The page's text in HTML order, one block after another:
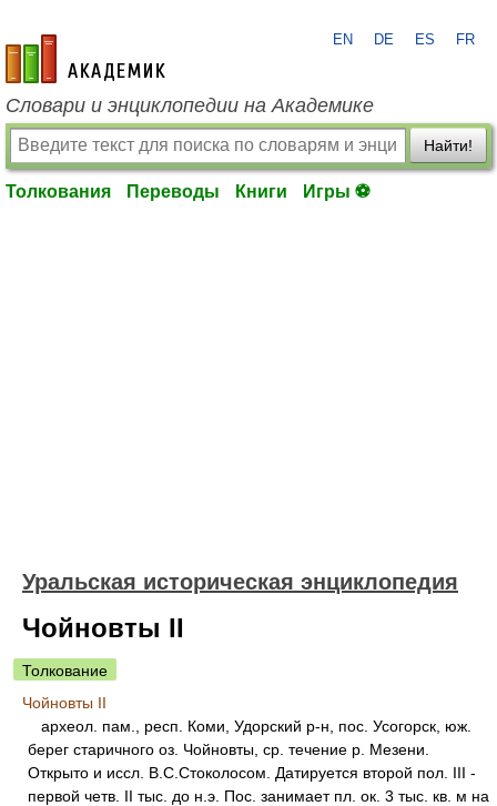
academic.ru
EN DE ES FR
Словари и энциклопедии на Академике
Найти!
Толкования Переводы Книги Игры ⚽
Уральская историческая энциклопедия
Чойновты II
Толкование
Чойновты II
археол. пам., респ. Коми, Удорский р-н, пос. Усогорск, юж.
берег старичного оз. Чойновты, ср. течение р. Мезени.
Открыто и иссл. В.С.Стоколосом. Датируется второй пол. III -
первой четв. II тыс. до н.э. Пос. занимает пл. ок. 3 тыс. кв. м на